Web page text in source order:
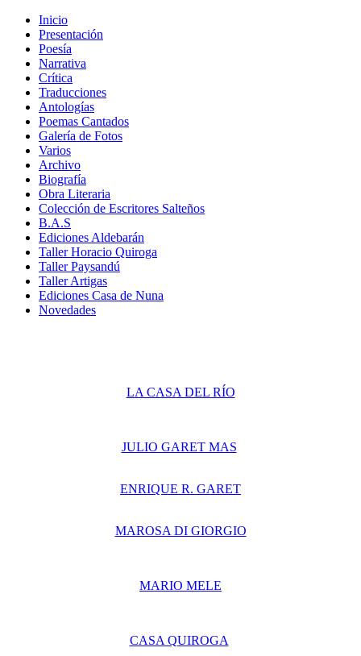
Inicio
Presentación
Poesía
Narrativa
Crítica
Traducciones
Antologías
Poemas Cantados
Galería de Fotos
Varios
Archivo
Biografía
Obra Literaria
Colección de Escritores Salteños
B.A.S
Ediciones Aldebarán
Taller Horacio Quiroga
Taller Paysandú
Taller Artigas
Ediciones Casa de Nuna
Novedades
LA CASA DEL RÍO
JULIO GARET MAS
ENRIQUE R. GARET
MAROSA DI GIORGIO
MARIO MELE
CASA QUIROGA